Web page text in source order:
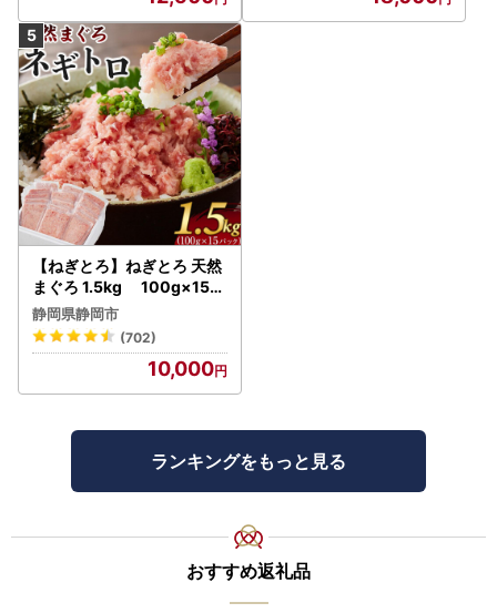
【ねぎとろ】ねぎとろ 天然
まぐろ 1.5kg 100g×15パ
ック
静岡県静岡市
(702)
10,000
ランキングをもっと見る
おすすめ返礼品